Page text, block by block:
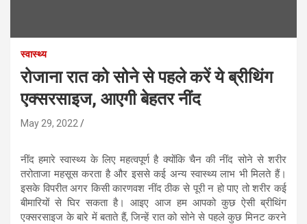
स्वास्थ्य
रोजाना रात को सोने से पहले करें ये ब्रीथिंग
एक्सरसाइज, आएगी बेहतर नींद
May 29, 2022
नींद हमारे स्वास्थ्य के लिए महत्वपूर्ण है क्योंकि चैन की नींद सोने से शरीर
तरोताजा महसूस करता है और इससे कई अन्य स्वास्थ्य लाभ भी मिलते हैं।
इसके विपरीत अगर किसी कारणवश नींद ठीक से पूरी न हो पाए तो शरीर कई
बीमारियों से घिर सकता है। आइए आज हम आपको कुछ ऐसी ब्रीथिंग
एक्सरसाइज के बारे में बताते हैं, जिन्हें रात को सोने से पहले कुछ मिनट करने